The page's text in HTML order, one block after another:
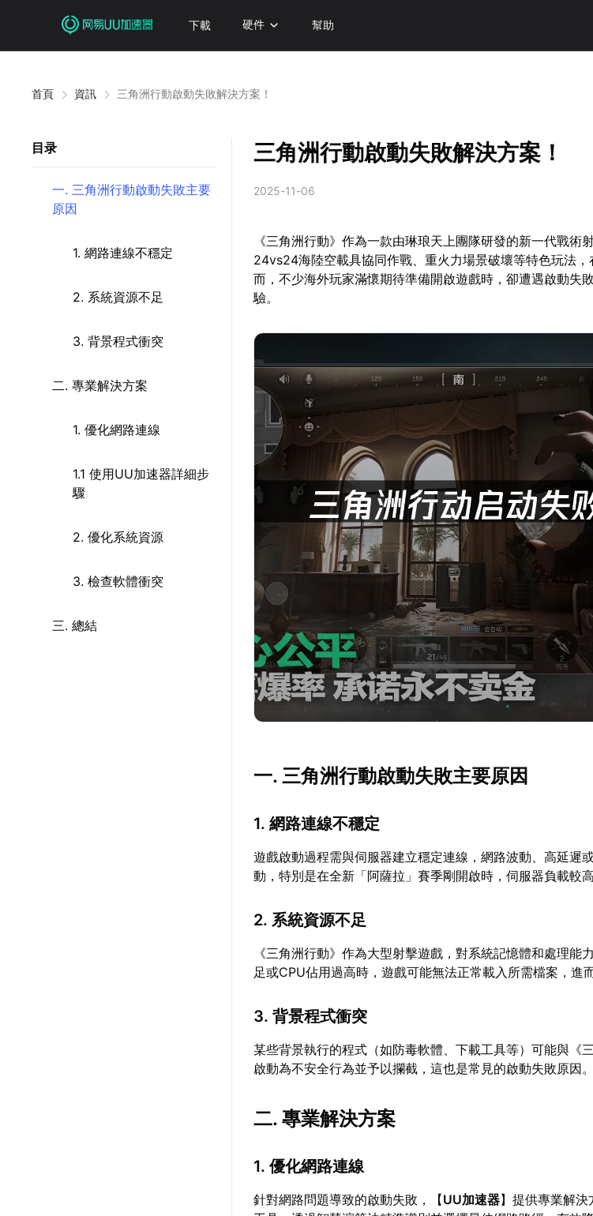
下載 硬件 幫助
首頁 資訊 三角洲行動啟動失敗解決方案！
目录
一. 三角洲行動啟動失敗主要
原因
1. 網路連線不穩定
2. 系統資源不足
3. 背景程式衝突
二. 專業解決方案
1. 優化網路連線
1.1 使用UU加速器詳細步
驟
2. 優化系統資源
3. 檢查軟體衝突
三. 總結
三角洲行動啟動失敗解決方案！
2025-11-06
《三角洲行動》作為一款由琳琅天上團隊研發的新一代戰術
24vs24海陸空載具協同作戰、重火力場景破壞等特色玩法
而，不少海外玩家滿懷期待準備開啟遊戲時，卻遭遇啟動失
驗。
一. 三角洲行動啟動失敗主要原因
1. 網路連線不穩定
遊戲啟動過程需與伺服器建立穩定連線，網路波動、高延遲
動，特別是在全新「阿薩拉」賽季剛開啟時，伺服器負載較
2. 系統資源不足
《三角洲行動》作為大型射擊遊戲，對系統記憶體和處理能
足或CPU佔用過高時，遊戲可能無法正常載入所需檔案，進
3. 背景程式衝突
某些背景執行的程式（如防毒軟體、下載工具等）可能與《
啟動為不安全行為並予以攔截，這也是常見的啟動失敗原因。
二. 專業解決方案
1. 優化網路連線
針對網路問題導致的啟動失敗，【UU加速器】提供專業解